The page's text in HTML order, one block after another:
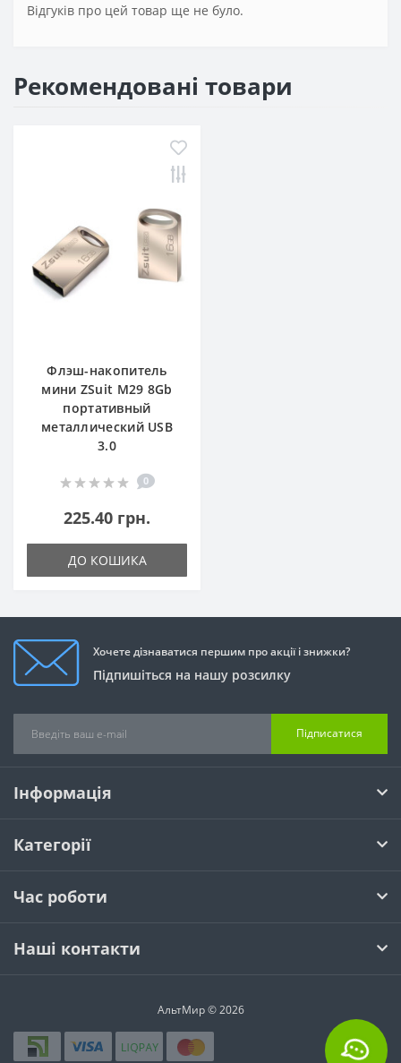
Відгуків про цей товар ще не було.
Рекомендовані товари
Флэш-накопитель
мини ZSuit M29 8Gb
портативный
металлический USB
3.0
0
225.40 грн.
ДО КОШИКА
Хочете дізнаватися першим про акції і знижки?
Підпишіться на нашу розсилку
Підписатися
Інформація
Категорії
Час роботи
Наші контакти
АльтМир © 2026